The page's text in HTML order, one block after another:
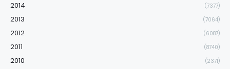
2014 (7377)
2013 (7064)
2012 (6087)
2011 (8740)
2010 (2371)